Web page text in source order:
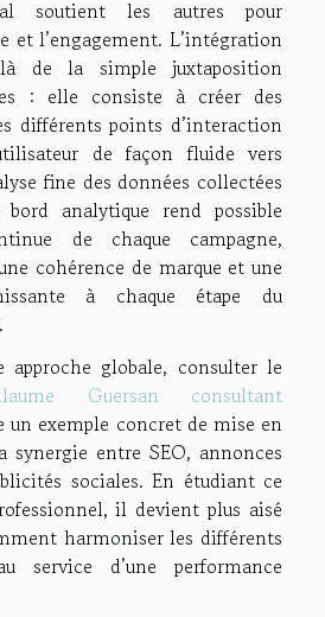
soutient les autres pour
et l’engagement. L’intégration
de la simple juxtaposition
: elle consiste à créer des
différents points d’interaction
de façon fluide vers
fine des données collectées
analytique rend possible
de chaque campagne,
cohérence de marque et une
à chaque étape du
globale, consulter le
Guersan consultant
un exemple concret de mise en
synergie entre SEO, annonces
sociales. En étudiant ce
il devient plus aisé
harmoniser les différents
service d’une performance